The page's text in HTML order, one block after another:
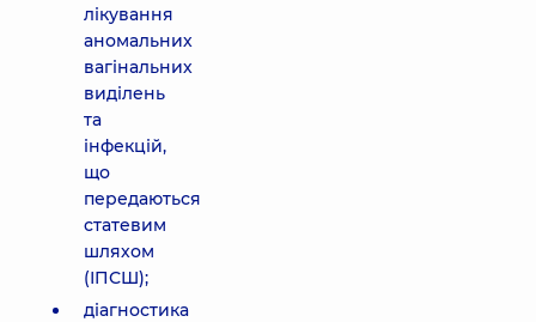
лікування
аномальних
вагінальних
виділень
та
інфекцій,
що
передаються
статевим
шляхом
(ІПСШ);
діагностика